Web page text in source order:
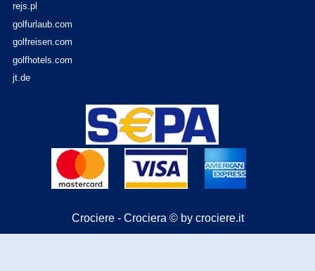
rejs.pl
golfurlaub.com
golfreisen.com
golfhotels.com
jt.de
Crociere - Crociera © by crociere.it